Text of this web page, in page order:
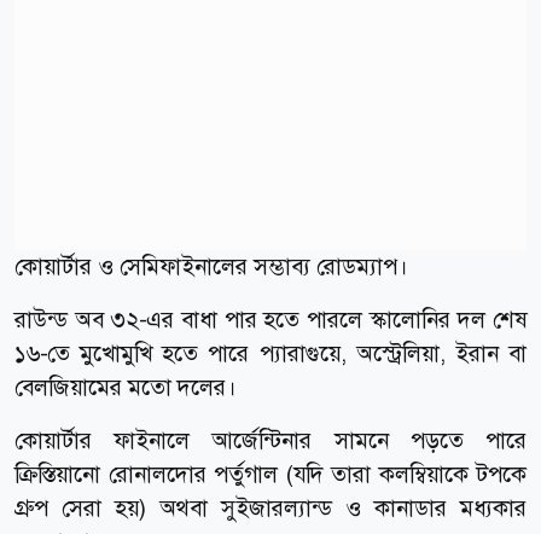
কোয়ার্টার ও সেমিফাইনালের সম্ভাব্য রোডম্যাপ।
রাউন্ড অব ৩২-এর বাধা পার হতে পারলে স্কালোনির দল শেষ
১৬-তে মুখোমুখি হতে পারে প্যারাগুয়ে, অস্ট্রেলিয়া, ইরান বা
বেলজিয়ামের মতো দলের।
কোয়ার্টার ফাইনালে আর্জেন্টিনার সামনে পড়তে পারে
ক্রিস্তিয়ানো রোনালদোর পর্তুগাল (যদি তারা কলম্বিয়াকে টপকে
গ্রুপ সেরা হয়) অথবা সুইজারল্যান্ড ও কানাডার মধ্যকার